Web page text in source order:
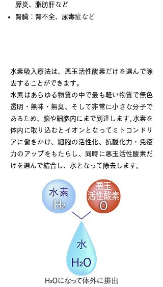
膵炎、脂肪肝など
腎臓：腎不全、尿毒症など
水素吸入療法は、悪玉活性酸素だけを選んで除
去することができます。
水素はあらゆる物質の中で最も軽い物質で無色
透明・無味・無臭、そして非常に小さな分子で
あるため、脳や細胞内にまで到達します｡水素を
体内に取り込むとイオンとなってミトコンドリ
アに働きかけ、細胞の活性化、抗酸化力・免疫
力のアップをもたらし、同時に悪玉活性酸素だ
けを選んで結合し、水となって除去します｡